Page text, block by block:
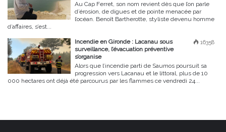
Au Cap Ferret, son nom revient dès que l’on parle
d’érosion, de digues et de pointe menacée par
l’océan. Benoît Bartherotte, styliste devenu homme
d’affaires, s’est...
16358
Incendie en Gironde : Lacanau sous
surveillance, l’évacuation préventive
s’organise
Alors que l’incendie parti de Saumos poursuit sa
progression vers Lacanau et le littoral, plus de 10
000 hectares ont déjà été parcourus par les flammes ce vendredi 24...